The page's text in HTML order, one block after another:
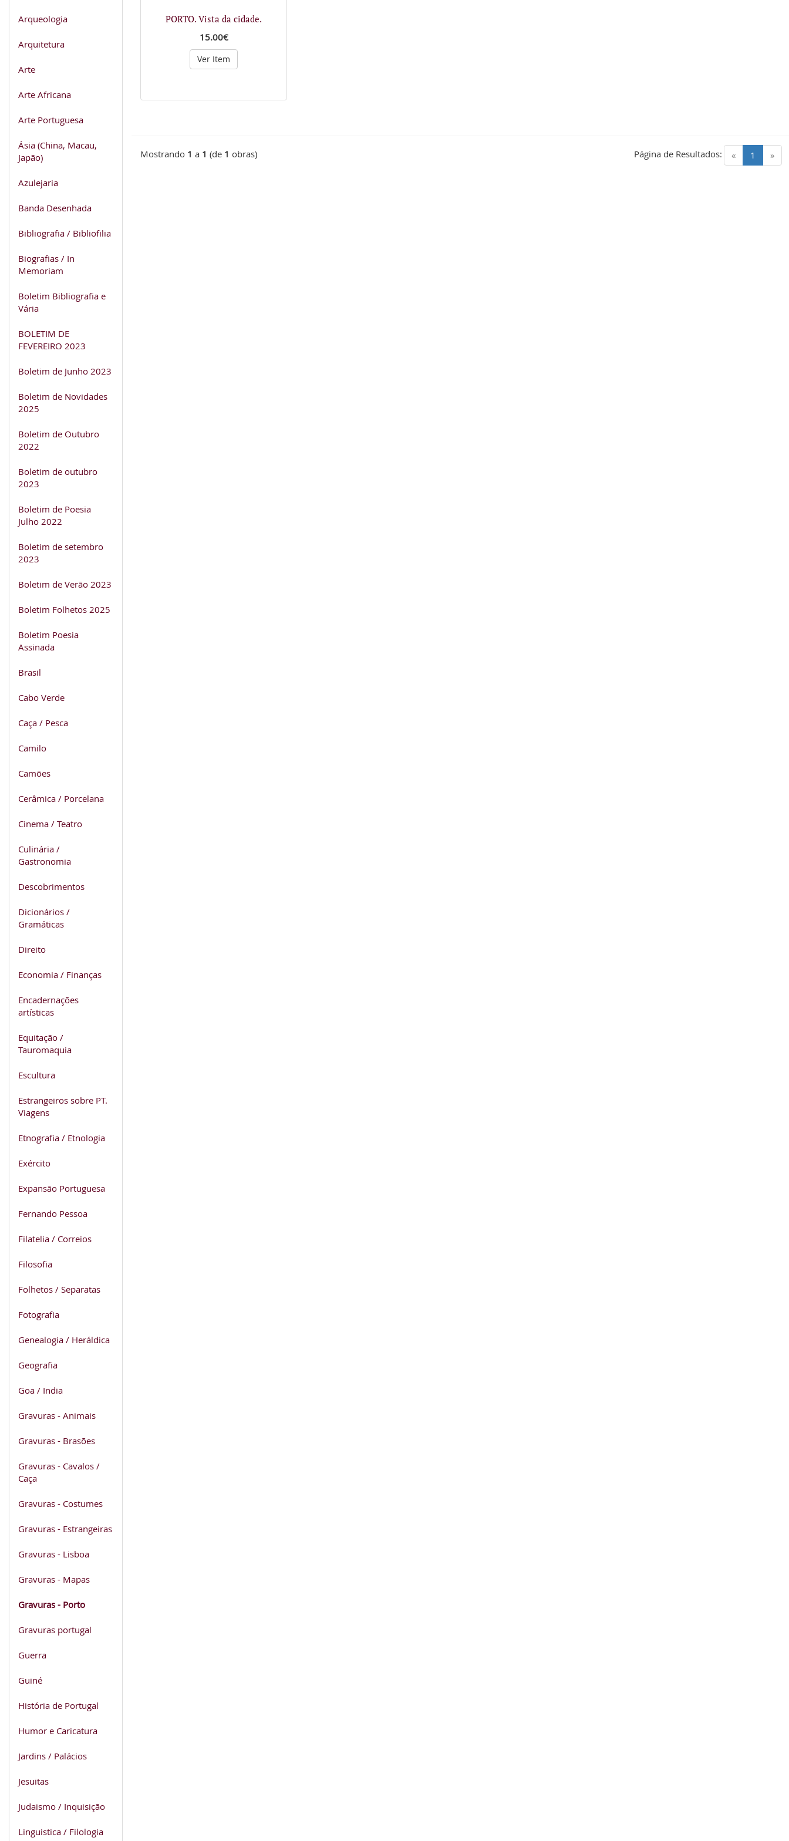
Arqueologia
Arquitetura
Arte
Arte Africana
Arte Portuguesa
Ásia (China, Macau,
Japão)
Azulejaria
Banda Desenhada
Bibliografia / Bibliofilia
Biografias / In
Memoriam
Boletim Bibliografia e
Vária
BOLETIM DE
FEVEREIRO 2023
Boletim de Junho 2023
Boletim de Novidades
2025
Boletim de Outubro
2022
Boletim de outubro
2023
Boletim de Poesia
Julho 2022
Boletim de setembro
2023
Boletim de Verão 2023
Boletim Folhetos 2025
Boletim Poesia
Assinada
Brasil
Cabo Verde
Caça / Pesca
Camilo
Camões
Cerâmica / Porcelana
Cinema / Teatro
Culinária /
Gastronomia
Descobrimentos
Dicionários /
Gramáticas
Direito
Economia / Finanças
Encadernações
artísticas
Equitação /
Tauromaquia
Escultura
Estrangeiros sobre PT.
Viagens
Etnografia / Etnologia
Exército
Expansão Portuguesa
Fernando Pessoa
Filatelia / Correios
Filosofia
Folhetos / Separatas
Fotografia
Genealogia / Heráldica
Geografia
Goa / India
Gravuras - Animais
Gravuras - Brasões
Gravuras - Cavalos /
Caça
Gravuras - Costumes
Gravuras - Estrangeiras
Gravuras - Lisboa
Gravuras - Mapas
Gravuras - Porto
Gravuras portugal
Guerra
Guiné
História de Portugal
Humor e Caricatura
Jardins / Palácios
Jesuitas
Judaismo / Inquisição
Linguistica / Filologia
PORTO. Vista da cidade.
15.00€
Ver Item
Mostrando 1 a 1 (de 1 obras) « 1 (current)
»
Página de Resultados: